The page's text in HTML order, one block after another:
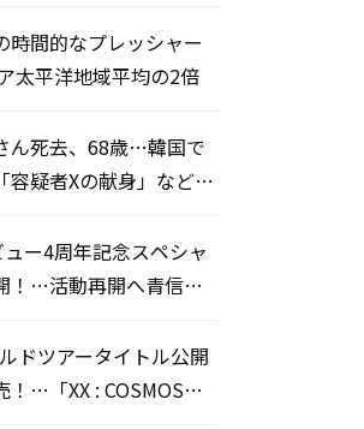
時間的なプレッシャー
太平洋地域平均の2倍
ん死去、68歳…韓国で
容疑者Xの献身」など多
ー4周年記念スペシャ
！…活動再開へ青信号
ドツアータイトル公開
！…「XX : COSMOS」